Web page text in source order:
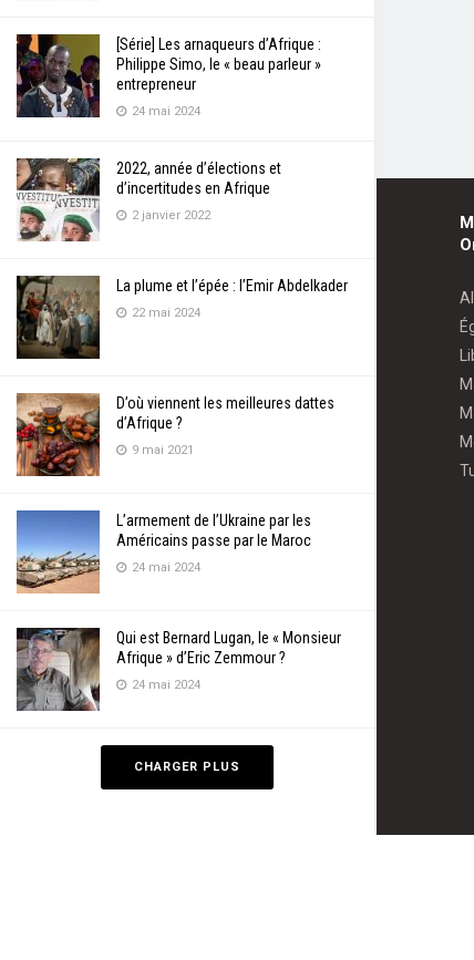
[Série] Les arnaqueurs d’Afrique :
Philippe Simo, le « beau parleur »
entrepreneur
24 mai 2024
2022, année d’élections et
d’incertitudes en Afrique
2 janvier 2022
La plume et l’épée : l’Emir Abdelkader
22 mai 2024
D’où viennent les meilleures dattes
d’Afrique ?
9 mai 2021
L’armement de l’Ukraine par les
Américains passe par le Maroc
24 mai 2024
Qui est Bernard Lugan, le « Monsieur
Afrique » d’Eric Zemmour ?
24 mai 2024
CHARGER PLUS